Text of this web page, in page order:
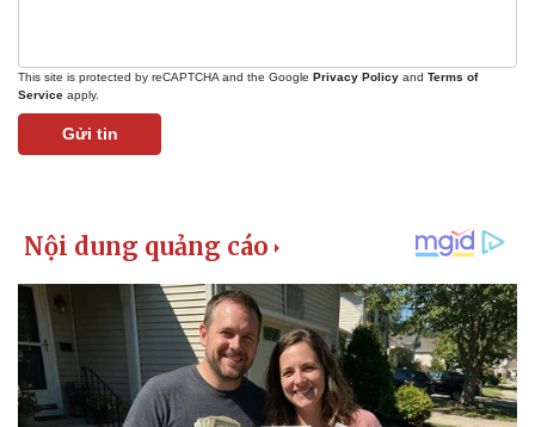
This site is protected by reCAPTCHA and the Google Privacy Policy and Terms of
Service apply.
Gửi tin